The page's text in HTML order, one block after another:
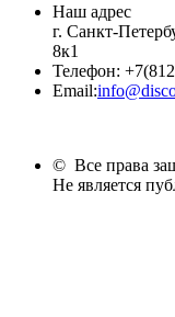
Наш адрес
г. Санкт-
8к1
Телефон: +7
Email:
© Все права
Не является